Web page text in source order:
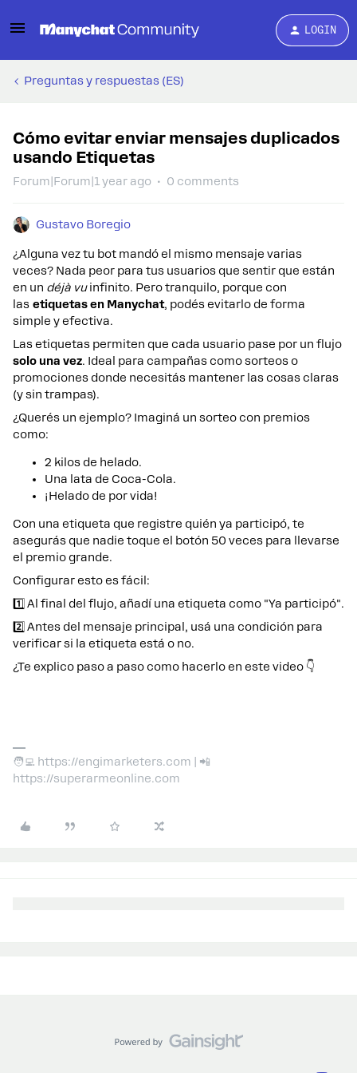
LOGIN
Preguntas y respuestas (ES)
Cómo evitar enviar mensajes duplicados
usando Etiquetas
Forum|Forum|1 year ago 0 comments
Gustavo Boregio
¿Alguna vez tu bot mandó el mismo mensaje varias
veces? Nada peor para tus usuarios que sentir que están
en un déjà vuinfinito. Pero tranquilo, porque con
las etiquetas en Manychat, podés evitarlo de forma
simple y efectiva.
Las etiquetas permiten que cada usuario pase por un flujo
solo una vez. Ideal para campañas como sorteos o
promociones donde necesitás mantener las cosas claras
(y sin trampas).
¿Querés un ejemplo? Imaginá un sorteo con premios
como:
2 kilos de helado.
Una lata de Coca-Cola.
¡Helado de por vida!
Con una etiqueta que registre quién ya participó, te
asegurás que nadie toque el botón 50 veces para llevarse
el premio grande.
Configurar esto es fácil:
1️⃣ Al final del flujo, añadí una etiqueta como "Ya participó".
2️⃣ Antes del mensaje principal, usá una condición para
verificar si la etiqueta está o no.
¿Te explico paso a paso como hacerlo en este video 👇
🧑‍💻 https://engimarketers.com | 📲
https://superarmeonline.com